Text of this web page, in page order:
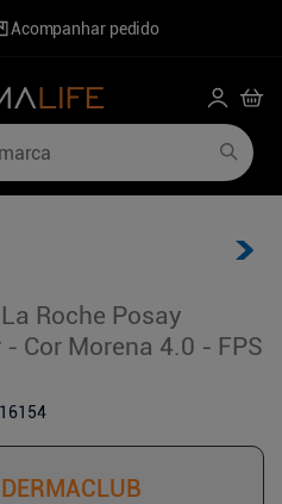
Acompanhar pedido
Roche Posay
Cor Morena 4.0 - FPS
16154
8
perfumes
9º
sabonete liquido